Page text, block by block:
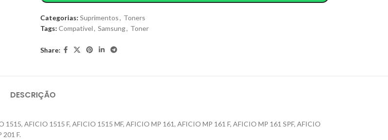
Categorias: Suprimentos, Toners
Tags: Compativel, Samsung, Toner
Share:
DESCRIÇÃO
AFICIO 1515 F, AFICIO 1515 MF, AFICIO MP 161, AFICIO MP 161 F, AFICIO MP 161 SPF, AFICIO
201 F.